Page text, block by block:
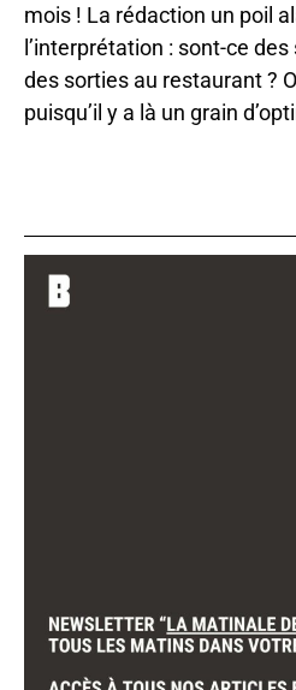
mois ! La rédaction un poil
l’interprétation : sont-ce
des sorties au restaurant ?
puisqu’il y a là un grain